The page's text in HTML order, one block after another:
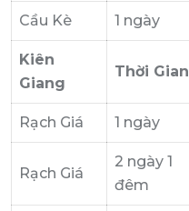
Cầu Kè 1 ngày
Kiên
Giang
Thời Gian
Rạch Giá 1 ngày
Rạch Giá
2 ngày 1
đêm